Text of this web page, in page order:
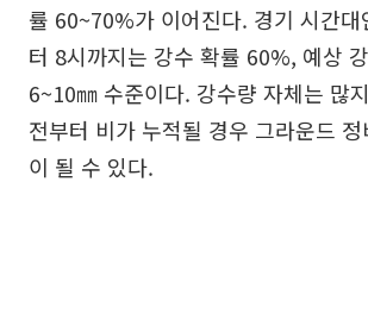
률 60~70%가 이어진다. 경기 시간대
터 8시까지는 강수 확률 60%, 예상
6~10㎜ 수준이다. 강수량 자체는 많
전부터 비가 누적될 경우 그라운드
이 될 수 있다.